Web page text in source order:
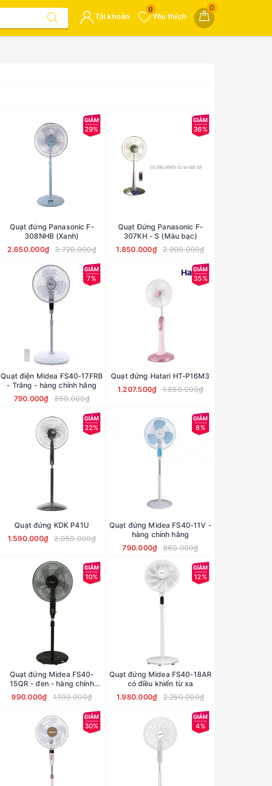
0
Yêu thích
0
Tài khoản
29%
Quạt đứng Panasonic F-
308NHB (Xanh)
2.650.000₫
3.720.000₫
36%
Quạt Đứng Panasonic F-
307KH - S (Màu bạc)
1.850.000₫
2.900.000₫
7%
Quạt điện Midea FS40-17FRB
- Trắng - hàng chính hãng
790.000₫
850.000₫
35%
Quạt đứng Hatari HT-P16M3
1.207.500₫
1.850.000₫
22%
Quạt đứng KDK P41U
1.590.000₫
2.050.000₫
8%
Quạt đứng Midea FS40-11V -
hàng chính hãng
790.000₫
860.000₫
10%
Quạt đứng Midea FS40-
15QR - đen - hàng chính
hãng
990.000₫ 1.100.000₫
12%
Quạt đứng Midea FS40-18AR
có điều khiển từ xa
1.980.000₫
2.250.000₫
30% 4%